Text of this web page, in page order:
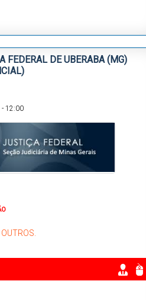
FEDERAL DE UBERABA (MG)
- 12:00
OUTROS.